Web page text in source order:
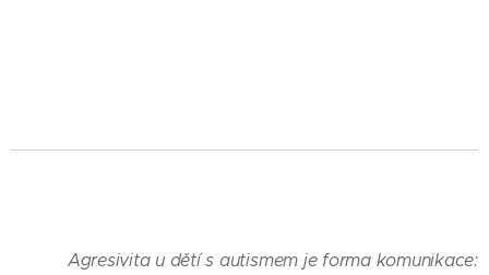
Agresivita u dětí s autismem je forma komunikace: